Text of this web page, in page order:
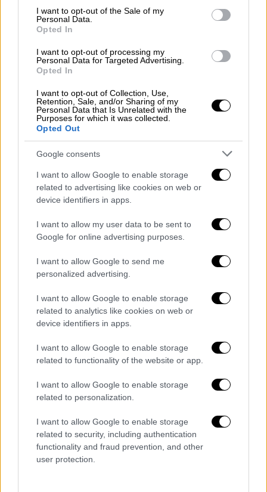
consent section.
I want to opt-out of the Sale of my
Personal Data.
Opted In
I want to opt-out of processing my
Personal Data for Targeted Advertising.
Opted In
I want to opt-out of Collection, Use,
Retention, Sale, and/or Sharing of my
Personal Data that Is Unrelated with the
Purposes for which it was collected.
Opted Out
Google consents
I want to allow Google to enable storage
related to advertising like cookies on web or
device identifiers in apps.
I want to allow my user data to be sent to
Google for online advertising purposes.
I want to allow Google to send me
personalized advertising.
I want to allow Google to enable storage
related to analytics like cookies on web or
device identifiers in apps.
I want to allow Google to enable storage
related to functionality of the website or app.
I want to allow Google to enable storage
related to personalization.
I want to allow Google to enable storage
related to security, including authentication
functionality and fraud prevention, and other
user protection.
στοιχεία αυτά θα τους βοηθήσουν ιδιαίτερα
στην ερευνά τους.
Σύμμαχος των Αρχών για να εντοπίσουν σήμα
από τα τηλέφωνα των δραστών είναι το
γεγονός ότι η
περιοχή είναι
αραιοκατοικημένηαλλά και το γεγονός ότι
στις 5.00 το πρωί που έγινε η ληστεία δεν
κυκλοφορεί κόσμος έξω και έτσι μπορούν
πιο εύκολα να αποκαλυφθούν εκπομπές από
Οι ειδικοί έχουν καταφέρει να
περιορίσουν
τα πρόσωπα στην λίστα υπόπτων αφήνοντας
πιθανότατα σεσημασμένους.Στη διάθεση
ΕΛ.ΑΣ. είναι και οπτικό υλικό που έχει
καταγράψει έναν ύποπτο να κινείται σε
μικρή απόσταση από το σπίτι τις επίμαχες
ώρες 5-6 το πρωί της περασμένης Τρίτης.